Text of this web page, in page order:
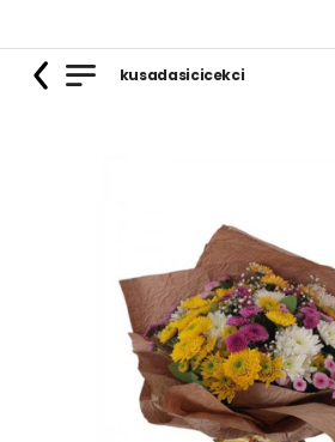
kusadasicicekci